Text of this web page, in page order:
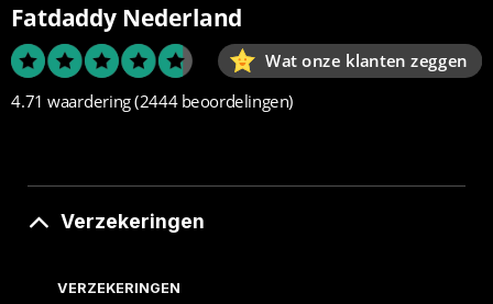
Fatdaddy Nederland
Wat onze klanten zeggen
4.71 waardering(2444 beoordelingen)
Verzekeringen
VERZEKERINGEN